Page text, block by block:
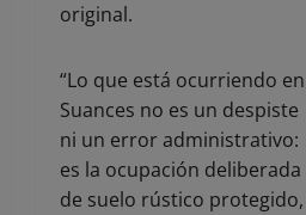
original.
“Lo que está ocurriendo en
Suances no es un despiste
ni un error administrativo:
es la ocupación deliberada
de suelo rústico protegido,